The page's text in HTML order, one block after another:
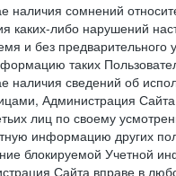
наличия сомнений
каких-либо нарушений
и без предварительного
таких
наличия сведений об
Администрация
лиц по своему
информацию других
блокируемой Учетной
Сайта вправе в